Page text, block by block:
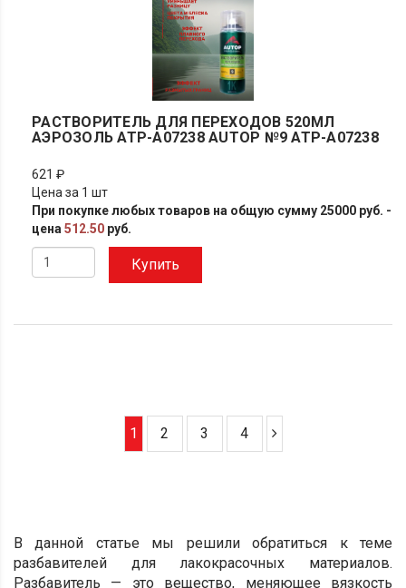
РАСТВОРИТЕЛЬ ДЛЯ ПЕРЕХОДОВ 520МЛ
АЭРОЗОЛЬ ATP-A07238 AUTOP №9 ATP-A07238
621 ₽
Цена за 1 шт
При покупке любых товаров на общую сумму 25000 руб. -
цена 512.50 руб.
Купить
1 2 3 4
В данной статье мы решили обратиться к теме
разбавителей для лакокрасочных материалов.
Разбавитель — это вещество, меняющее вязкость